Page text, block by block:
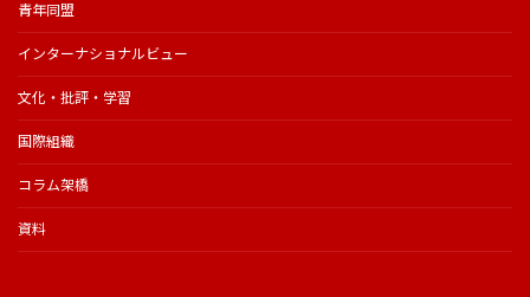
青年同盟
インターナショナルビュー
文化・批評・学習
国際組織
コラム架橋
資料